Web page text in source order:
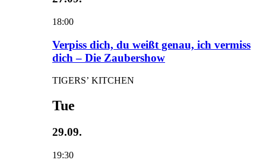
18:00
Verpiss dich, du weißt genau, ich vermiss
dich – Die Zaubershow
TIGERS’ KITCHEN
Tue
29.09.
19:30